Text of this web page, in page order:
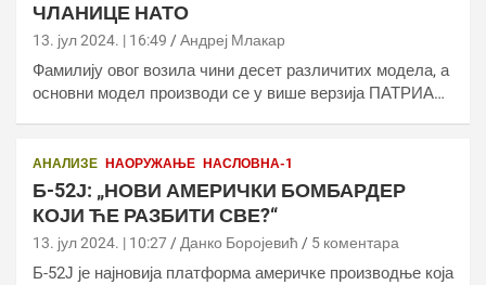
ЧЛАНИЦЕ НАТО
13. јул 2024. | 16:49 Андреј Млакар
Фамилију овог возила чини десет различитих модела, а
основни модел производи се у више верзија ПАТРИА…
АНАЛИЗЕ НАОРУЖАЊЕ НАСЛОВНА-1
Б-52Ј: „НОВИ АМЕРИЧКИ БОМБАРДЕР
КОЈИ ЋЕ РАЗБИТИ СВЕ?“
13. јул 2024. | 10:27 Данко Боројевић 5 коментара
Б-52Ј је најновија платформа америчке производње која